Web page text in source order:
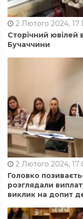
2 Лютого 2024,
Сторічний ювілей
Бучаччини
2 Лютого 2024,
Головко
розглядали
виклик на допит